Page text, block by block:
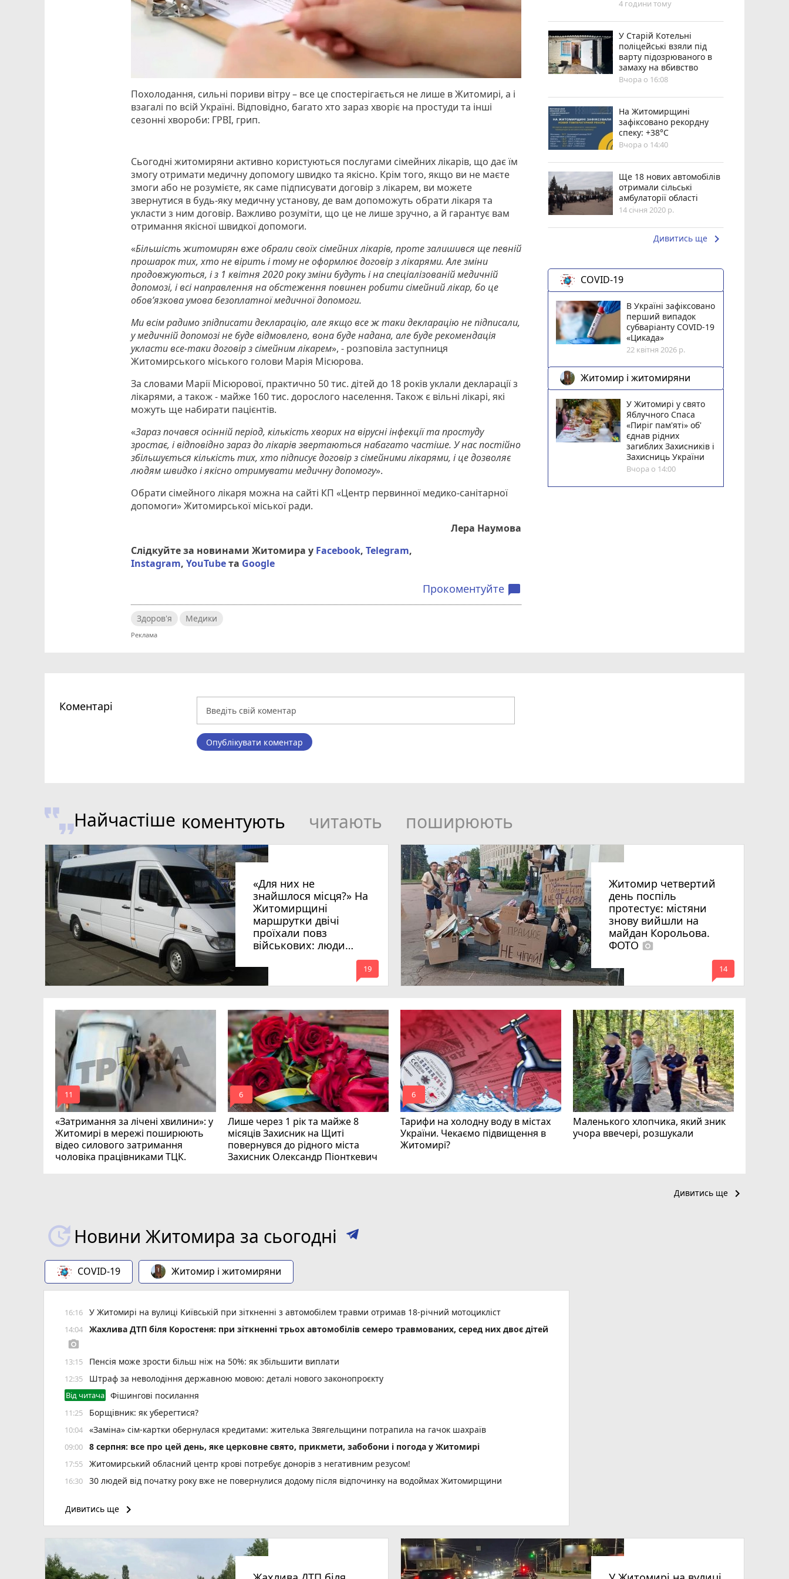
Похолодання, сильні пориви вітру – все це спостерігається не лише в Житомирі, а і
взагалі по всій Україні. Відповідно, багато хто зараз хворіє на простуди та інші
сезонні хвороби: ГРВІ, грип.
Сьогодні житомиряни активно користуються послугами сімейних лікарів, що дає їм
змогу отримати медичну допомогу швидко та якісно. Крім того, якщо ви не маєте
змоги або не розумієте, як саме підписувати договір з лікарем, ви можете
звернутися в будь-яку медичну установу, де вам допоможуть обрати лікаря та
укласти з ним договір. Важливо розуміти, що це не лише зручно, а й гарантує вам
отримання якісної швидкої допомоги.
«Більшість житомирян вже обрали своїх сімейних лікарів, проте залишився ще певній
прошарок тих, хто не вірить і тому не оформлює договір з лікарями. Але зміни
продовжуються, і з 1 квітня 2020 року зміни будуть і на спеціалізованій медичній
допомозі, і всі направлення на обстеження повинен робити сімейний лікар, бо це
обов’язкова умова безоплатної медичної допомоги.
Ми всім радимо зпідписати декларацію, але якщо все ж таки декларацію не підписали,
у медичній допомозі не буде відмовлено, вона буде надана, але буде рекомендація
укласти все-таки договір з сімейним лікарем», - розповіла заступниця
Житомирського міського голови Марія Місюрова.
За словами Марії Місюрової, практично 50 тис. дітей до 18 років уклали декларації з
лікарями, а також - майже 160 тис. дорослого населення. Також є вільні лікарі, які
можуть ще набирати пацієнтів.
«Зараз почався осінній період, кількість хворих на вірусні інфекції та простуду
зростає, і відповідно зараз до лікарів звертаються набагато частіше. У нас постійно
збільшується кількість тих, хто підписує договір з сімейними лікарями, і це дозволяє
людям швидко і якісно отримувати медичну допомогу».
Обрати сімейного лікаря можна на сайті КП «Центр первинної медико-санітарної
допомоги» Житомирської міської ради.
Лера Наумова
Слідкуйте за новинами Житомира у Facebook,Telegram,
Instagram,YouTubeта Google
Прокоментуйте chat_bubble
Здоров'я Медики
4 години тому
У Старій Котельні
поліцейські взяли під
варту підозрюваного в
замаху на вбивство
Вчора о 16:08
Н️а Житомирщині
зафіксовано рекордну
спеку: +38°C
Вчора о 14:40
Ще 18 нових автомобілів
отримали сільські
амбулаторії області
14 січня 2020 р.
Дивитись ще keyboard_arrow_right
COVID-19
В Україні зафіксовано
перший випадок
субваріанту COVID-19
«Цикада»
22 квітня 2026 р.
Житомир і житомиряни
У Житомирі у свято
Яблучного Спаса
«Пиріг пам'яті» об'
єднав рідних
загиблих Захисників і
Захисниць України
Вчора о 14:00
Коментарі
Опублікувати коментар
Найчастіше коментують читають поширюють
«Для них не
знайшлося місця?» На
Житомирщині
маршрутки двічі
проїхали повз
військових: люди
вимагають покарати
винних
mode_comment
19
Житомир четвертий
день поспіль
протестує: містяни
знову вийшли на
майдан Корольова.
ФОТО photo_camera
mode_comment
14
«Затримання за лічені хвилини»: у
Житомирі в мережі поширюють
відео силового затримання
чоловіка працівниками ТЦК.
mode_comment
11
Лише через 1 рік та майже 8
місяців Захисник на Щиті
повернувся до рідного міста
Захисник Олександр Піонткевич
mode_comment
6
Тарифи на холодну воду в містах
України. Чекаємо підвищення в
Житомирі?
mode_comment
6
Маленького хлопчика, який зник
учора ввечері, розшукали
Дивитись ще keyboard_arrow_right
Новини Житомира за сьогодні
COVID-19 Житомир і житомиряни
16:16 У Житомирі на вулиці Київській при зіткненні з автомобілем травми отримав 18-річний мотоцикліст
14:04 Жахлива ДТП біля Коростеня: при зіткненні трьох автомобілів семеро травмованих, серед них двоє дітей
photo_camera
13:15 Пенсія може зрости більш ніж на 50%: як збільшити виплати
12:35 Штраф за неволодіння державною мовою: деталі нового законопроєкту
Від читача Фішингові посилання
11:25 Борщівник: як уберегтися?
10:04 «Заміна» сім-картки обернулася кредитами: жителька Звягельщини потрапила на гачок шахраїв
09:00 8 серпня: все про цей день, яке церковне свято, прикмети, забобони і погода у Житомирі
17:55 Житомирський обласний центр крові потребує донорів з негативним резусом!
16:30 30 людей від початку року вже не повернулися додому після відпочинку на водоймах Житомирщини
Дивитись ще keyboard_arrow_right